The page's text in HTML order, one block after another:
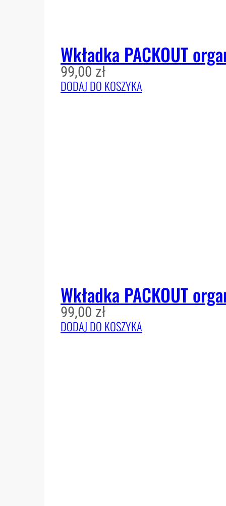
Wkładka PACKOUT
99,00 zł
DODAJ DO KOSZYKA
Wkładka PACKOUT
99,00 zł
DODAJ DO KOSZYKA